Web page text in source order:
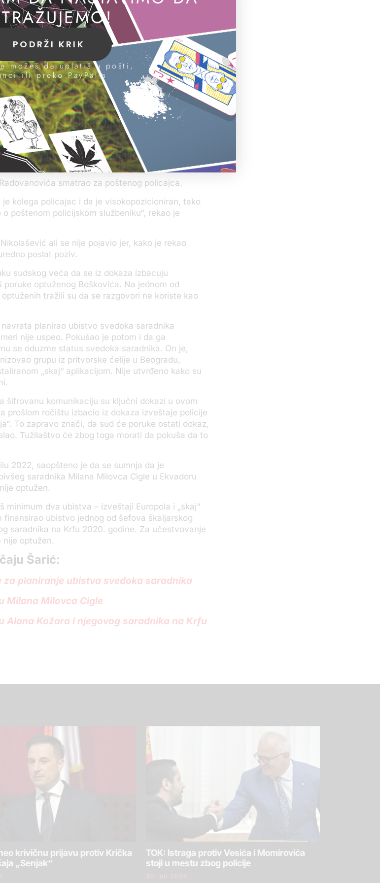
Boškoviću“. Jerinić nije precizirao na šta se
policije u Valjevu Žikica Mitrović ispričao je da
da je osumnjčen Uroš Radovanović koji je u tom
našli garderobu i ostalo i to je sve poslato na
optužene policajce i da sa njima nije bio u
Radomir Bulatović, rekao je da ga je
Jerinićev broj telefona i govorio mu kako
smatrao za poštenog policajca.
je kolega policajac i da je visokopozicioniran, tako
poštenom policijskom službeniku“, rekao je
ali se nije pojavio jer, kako je rekao
poslat poziv.
sudskog veća da se iz dokaza izbacuju
poruke optuženog Boškovića. Na jednom od
tražili su da se razgovori ne koriste kao
planirao ubistvo svedoka saradnika
nije uspeo. Pokušao je potom i da ga
se oduzme status svedoka saradnika. On je,
grupu iz pritvorske ćelije u Beogradu,
„skaj“ aplikacijom. Nije utvrđeno kako su
šifrovanu komunikaciju su ključni dokazi u ovom
prošlom ročištu izbacio iz dokaza izveštaje policije
To zapravo znači, da sud će poruke ostati dokaz,
Tužilaštvo će zbog toga morati da pokuša da to
2022, saopšteno je da se sumnja da je
saradnika Milana Milovca Cigle u Ekvadoru
optužen.
minimum dva ubistva – izveštaji Europola i „skaj“
finansirao ubistvo jednog od šefova škaljarskog
saradnika na Krfu 2020. godine. Za učestvovanje
optužen.
Šarić:
planiranje ubistva svedoka saradnika
Milana Milovca Cigle
Alana Kožara i njegovog saradnika na Krfu
krivičnu prijavu protiv Krička
„Senjak“
TOK: Istraga protiv Vesića i Momirovića
stoji u mestu zbog policije
30. jul 2026.
PODRŽI KRIK
možeš da uplatiš u pošti,
ili preko PayPal-a